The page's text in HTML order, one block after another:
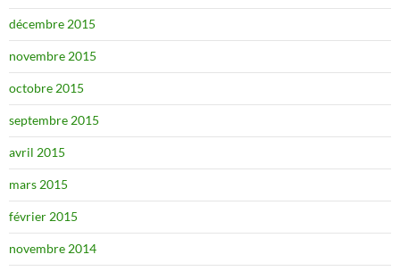
décembre 2015
novembre 2015
octobre 2015
septembre 2015
avril 2015
mars 2015
février 2015
novembre 2014